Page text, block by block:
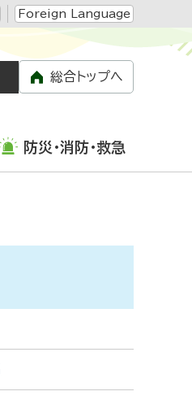
Foreign Language
総合トップへ
防災・消防・救急